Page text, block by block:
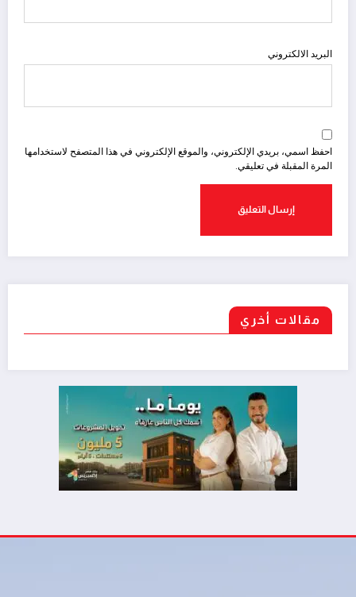
البريد الالكتروني
احفظ اسمي، بريدي الإلكتروني، والموقع الإلكتروني في هذا المتصفح لاستخدامها
المرة المقبلة في تعليقي.
مقالات أخري